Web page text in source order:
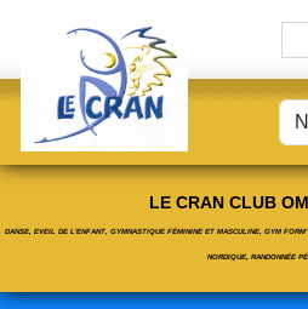
LE CRAN CLUB
DANSE, EVEIL DE L'ENFANT, GYMNASTIQUE FÉMININE ET MASCULINE, GYM
NORDIQUE, RANDONNÉE